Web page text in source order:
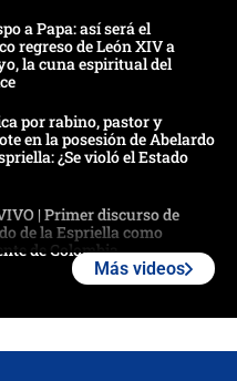
a Papa: así será el
regreso de León XIV a
la cuna espiritual del
por rabino, pastor y
en la posesión de Abelardo
¿Se violó el Estado
| Primer discurso de
de la Espriella como
de Colombia
Más videos